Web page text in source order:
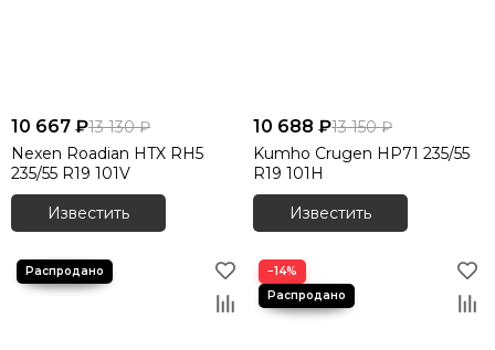
10 667 ₽13 130 ₽
Nexen Roadian HTX RH5
235/55 R19 101V
Известить
10 688 ₽13 150 ₽
Kumho Crugen HP71 235/55
R19 101H
Известить
−14%